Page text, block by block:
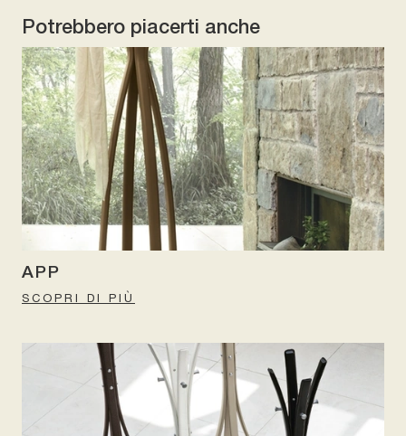
Potrebbero piacerti anche
APP
SCOPRI DI PIÙ